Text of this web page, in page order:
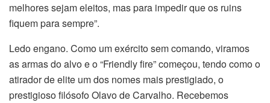
melhores sejam eleitos, mas para impedir que os ruins
fiquem para sempre”.
Ledo engano. Como um exército sem comando, viramos
as armas do alvo e o “Friendly fire” começou, tendo como o
atirador de elite um dos nomes mais prestigiado, o
prestigioso filósofo Olavo de Carvalho. Recebemos